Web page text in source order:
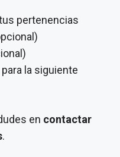
pertenencias
la siguiente
en contactar
.